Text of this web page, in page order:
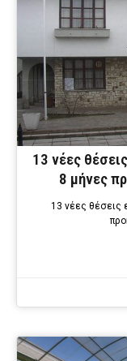
13 νέες
8 μήνες
13 νέες θέσεις